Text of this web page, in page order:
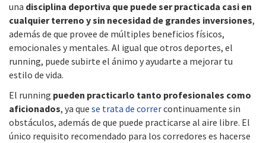
una disciplina deportiva que puede ser practicada casi en
cualquier terreno y sin necesidad de grandes inversiones,
además de que provee de múltiples beneficios físicos,
emocionales y mentales. Al igual que otros deportes, el
running, puede subirte el ánimo y ayudarte a mejorar tu
estilo de vida.
El running pueden practicarlo tanto profesionales como
aficionados, ya que se trata de corrercontinuamente sin
obstáculos, además de que puede practicarse al aire libre. El
único requisito recomendado para los corredores es hacerse